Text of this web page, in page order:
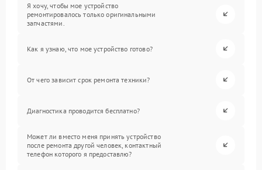
Я хочу, чтобы мое устройство
ремонтировалось только оригинальными
запчастями.
Как я узнаю, что мое устройство готово?
От чего зависит срок ремонта техники?
Диагностика проводится бесплатно?
Может ли вместо меня принять устройство
после ремонта другой человек, контактный
телефон которого я предоставлю?